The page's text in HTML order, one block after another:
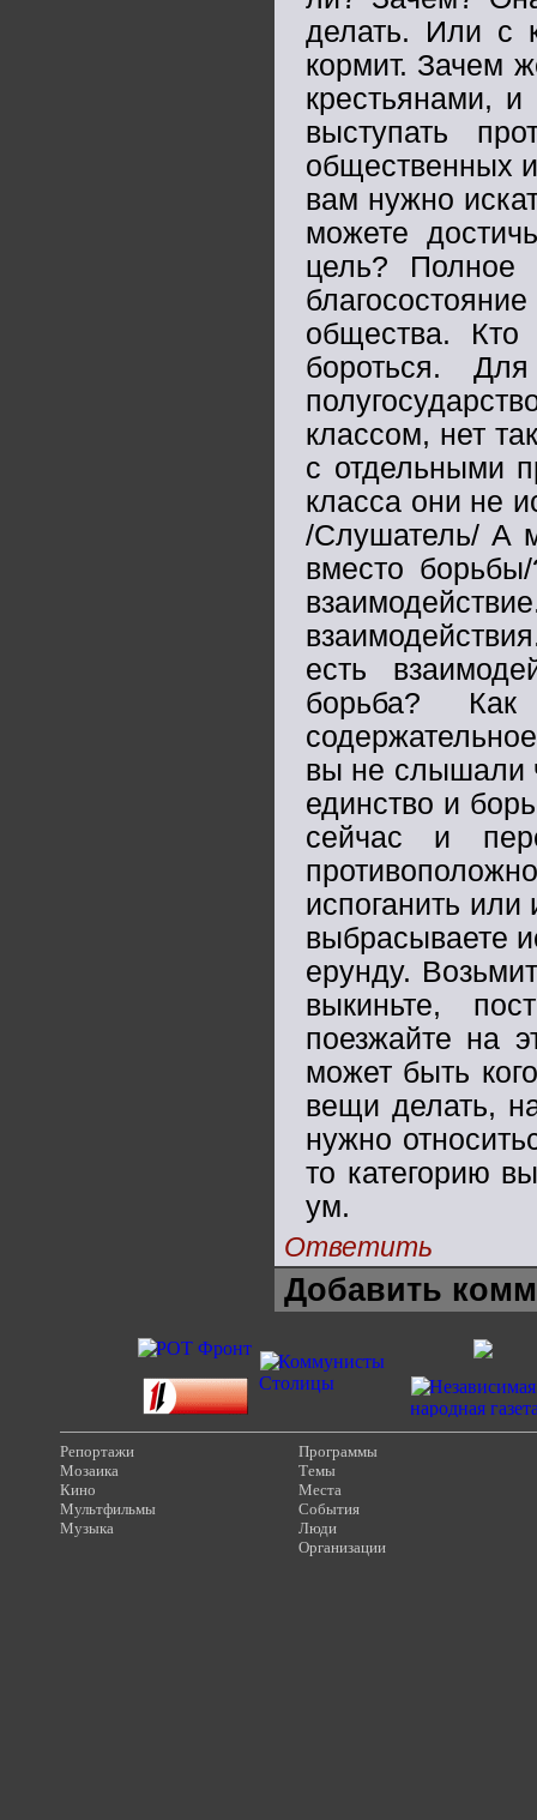
делать. Или с
кормит. Зачем
крестьянами, и
выступать
общественных
вам нужно
можете
цель? Полное
общества. Кто
бороться.
классом, нет
с отдельными
класса они не
/Слушатель/ А
вместо
есть
борьба?
вы не слышали
единство и
сейчас и
испоганить
выбрасываете
ерунду.
выкиньте,
поезжайте на
может быть
вещи делать,
нужно
то категорию
ум.
Ответить
Добавить
Репортажи
Мозаика
Кино
Мультфильмы
Музыка
Программы
Темы
Места
События
Люди
Организации